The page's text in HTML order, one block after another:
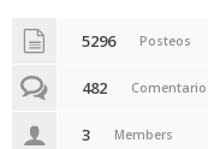
5296 Posteos
482
3 Members